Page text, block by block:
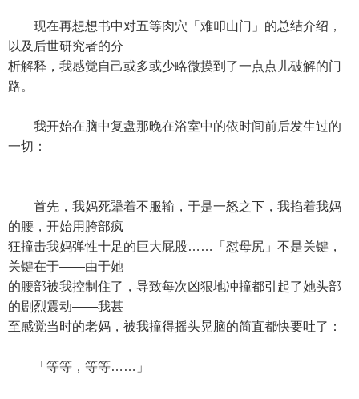
现在再想想书中对五等肉穴「难叩山门」的总结介绍，
以及后世研究者的分
析解释，我感觉自己或多或少略微摸到了一点点儿破解的门
路。
我开始在脑中复盘那晚在浴室中的依时间前后发生过的
一切：
首先，我妈死犟着不服输，于是一怒之下，我掐着我妈
的腰，开始用胯部疯
狂撞击我妈弹性十足的巨大屁股……「怼母尻」不是关键，
关键在于——由于她
的腰部被我控制住了，导致每次凶狠地冲撞都引起了她头部
的剧烈震动——我甚
至感觉当时的老妈，被我撞得摇头晃脑的简直都快要吐了：
「等等，等等……」